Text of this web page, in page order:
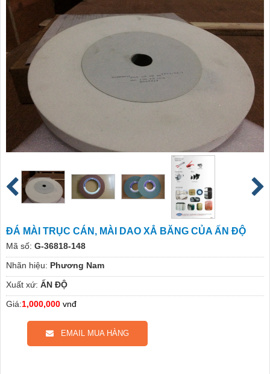
ĐÁ MÀI TRỤC CÁN, MÀI DAO XẲ BĂNG CỦA ẤN ĐỘ
Mã số: G-36818-148
Nhãn hiệu: Phương Nam
Xuất xứ: ẤN ĐỘ
Giá:1,000,000 vnđ
EMAIL MUA HÀNG